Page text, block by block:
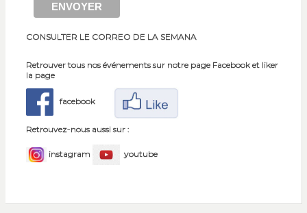
CONSULTER LE CORREO DE LA SEMANA
Retrouver tous nos événements sur notre page Facebook et liker
la page
facebook
Retrouvez-nous aussi sur :
instagram youtube